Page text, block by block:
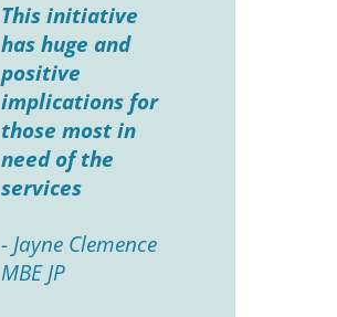
This initiative
has huge and
positive
implications for
those most in
need of the
services
- Jayne Clemence
MBE JP